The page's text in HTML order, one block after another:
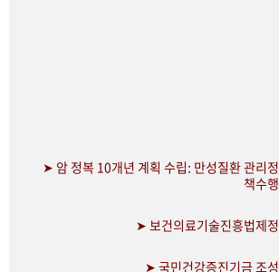
➤ 암 정복 10개년 계획 수립: 만성질환 관리정
책수행
➤ 보건의료기술진흥법제정
➤ 국민건강증진기금 조성